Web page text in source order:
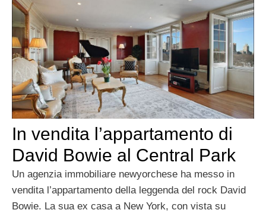
In vendita l’appartamento di
David Bowie al Central Park
Un agenzia immobiliare newyorchese ha messo in
vendita l’appartamento della leggenda del rock David
Bowie. La sua ex casa a New York, con vista su